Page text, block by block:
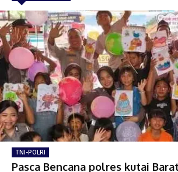
TNI-POLRI
Pasca Bencana polres kutai Barat